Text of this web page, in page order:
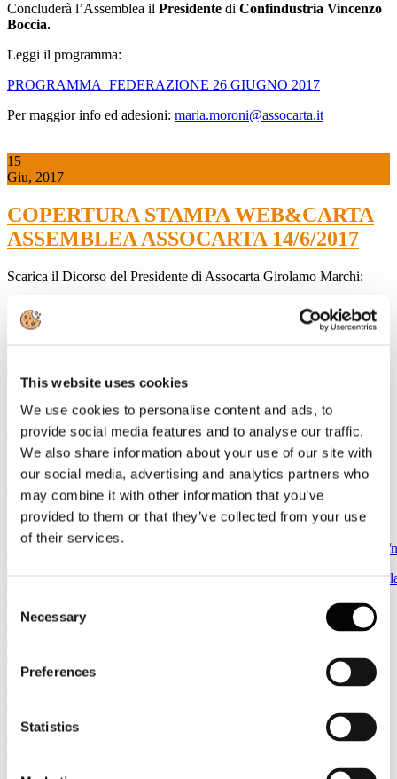
This website uses cookies
We use cookies to personalise content and ads, to
provide social media features and to analyse our traffic.
We also share information about your use of our site with
our social media, advertising and analytics partners who
may combine it with other information that you’ve
provided to them or that they’ve collected from your use
of their services.
Selection
Necessary
Preferences
Statistics
Concluderà l’Assemblea il Presidente di Confindustria Vincenzo
Boccia.
Leggi il programma:
PROGRAMMA_FEDERAZIONE 26 GIUGNO 2017
Per maggior info ed adesioni: maria.moroni@assocarta.it
15
Giu, 2017
COPERTURA STAMPA WEB&CARTA
ASSEMBLEA ASSOCARTA 14/6/2017
Scarica il Dicorso del Presidente di Assocarta Girolamo Marchi:
Relazione_Presidente_2017
Roadmap_2050
Leggi gli articoli pubblicati su carta:
Rassegna Stampa 2017 Assemblea
Leggi gli articoli pubblicati sul web:
http://www.borsaitaliana.it/borsa/notizie/radiocor/economia/
http://www.affaritaliani.it/lavoro/notiziario/
http://www.adnkronos.com/lavoro/sindacato/2017/06/14/assocarta-
http://www.padovanews.it/2017/06/14/assocarta-comparti-
http://www.metaprintart.info/i-mercati-e-la-vita-in-azienda/19838-